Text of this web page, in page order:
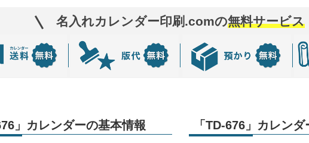
名入れカレンダー印刷.comの無料サービス
」カレンダーの基本情報 「TD-676」カレン